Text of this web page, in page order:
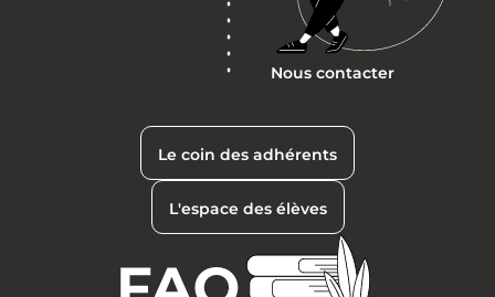
Nous contacter
Le coin des adhérents
L'espace des élèves